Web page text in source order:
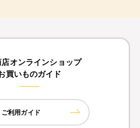
オンラインショップ
買いものガイド
ご利用ガイド